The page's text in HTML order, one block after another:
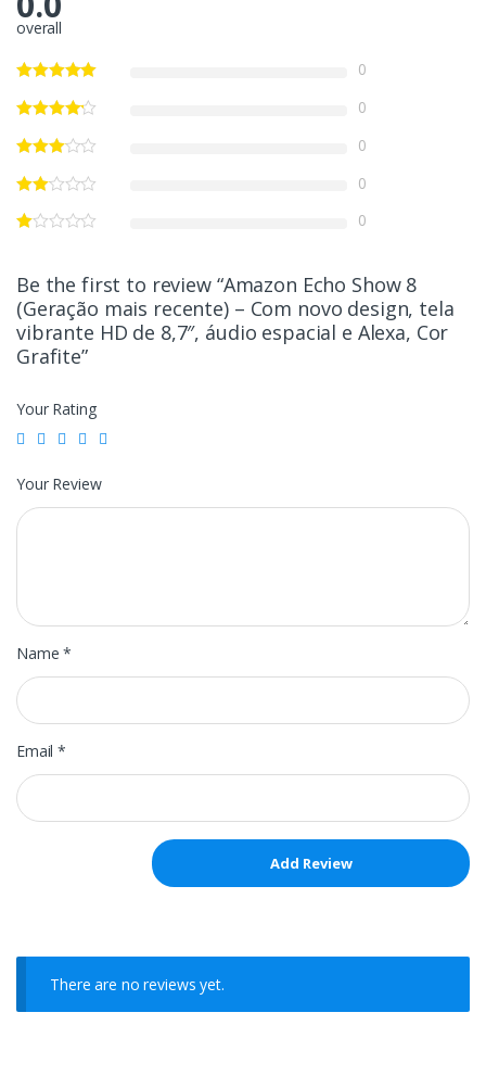
overall
0
0
0
0
0
Be the first to review “Amazon Echo Show 8
(Geração mais recente) – Com novo design, tela
vibrante HD de 8,7″, áudio espacial e Alexa, Cor
Grafite”
Your Rating
Your Review
Name*
Email*
There are no reviews yet.